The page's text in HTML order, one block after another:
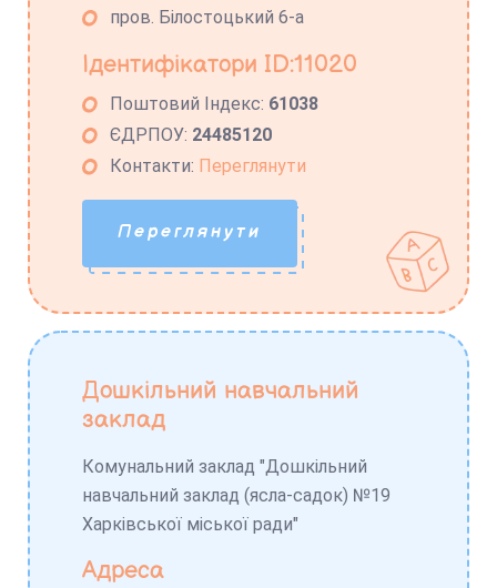
пров. Білостоцький 6-а
Ідентифікатори ID:11020
Поштовий Індекс: 61038
ЄДРПОУ: 24485120
Контакти: Переглянути
Переглянути
Дошкільний навчальний
заклад
Комунальний заклад "Дошкільний
навчальний заклад (ясла-садок) №19
Харківської міської ради"
Адреса